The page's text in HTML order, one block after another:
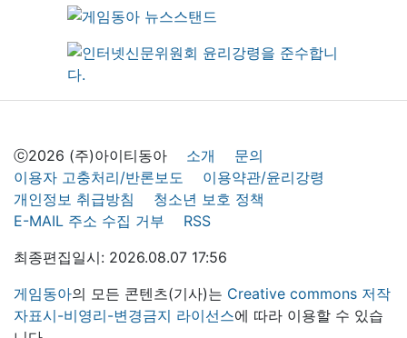
ⓒ2026 (주)아이티동아 소개
문의
이용자 고충처리/반론보도
이용약관/윤리강령
개인정보 취급방침
청소년 보호 정책
E-MAIL 주소 수집 거부
RSS
최종편집일시: 2026.08.07 17:56
게임동아의 모든 콘텐츠(기사)는 Creative commons 저작
자표시-비영리-변경금지 라이선스에 따라 이용할 수 있습